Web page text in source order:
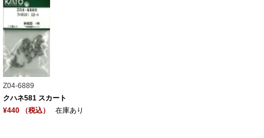
Z04-6889
クハネ581 スカート
¥440 （税込）
在庫あり